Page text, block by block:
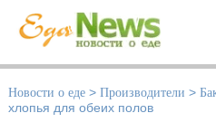
Новости о еде > Производители >
хлопья для обеих полов